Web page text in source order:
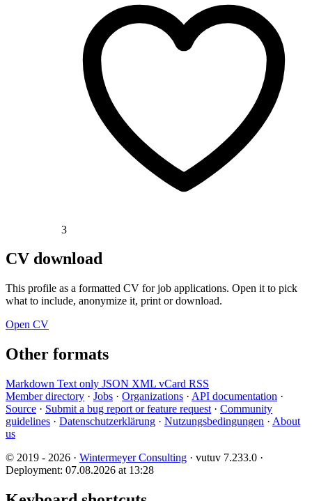
3
CV download
This profile as a formatted CV for job applications. Open it to pick
what to include, anonymize it, print or download.
Open CV
Other formats
Markdown Text only JSON XML vCard RSS
Member directory · Jobs · Organizations · API documentation ·
Source · Submit a bug report or feature request · Community
guidelines · Datenschutzerklärung · Nutzungsbedingungen · About
us
© 2019 - 2026 · Wintermeyer Consulting · vutuv 7.233.0 ·
Deployment: 07.08.2026 at 13:28